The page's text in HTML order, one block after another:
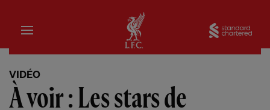
Domicile
VIDÉO
À voir : Les stars de